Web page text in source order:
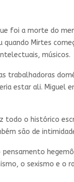
foi a morte do
Mirtes
músicos.
trabalhadoras
estar ali. Miguel
todo o histórico
são de
o sexismo e o